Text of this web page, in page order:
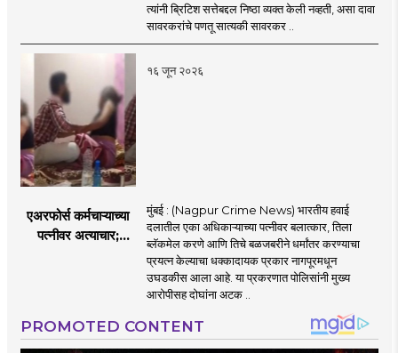
निष्ठा व्यक्त केली नाही’!
पणतू सात्यकी सावरकर
यांनी न्यायालयात सादर
केला दावा
त्यांनी ब्रिटिश सत्तेबद्दल निष्ठा व्यक्त केली नव्हती, असा दावा
सावरकरांचे पणतू सात्यकी सावरकर ..
१६ जून २०२६
एअरफोर्स कर्मचाऱ्याच्या
पत्नीवर अत्याचार;
मुंबई : (Nagpur Crime News) भारतीय हवाई
दलातील एका अधिकाऱ्याच्या पत्नीवर बलात्कार, तिला
ब्लॅकमेल करणे आणि तिचे बळजबरीने धर्मांतर करण्याचा
प्रयत्न केल्याचा धक्कादायक प्रकार नागपूरमधून
उघडकीस आला आहे. या प्रकरणात पोलिसांनी मुख्य
आरोपीसह दोघांना अटक ..